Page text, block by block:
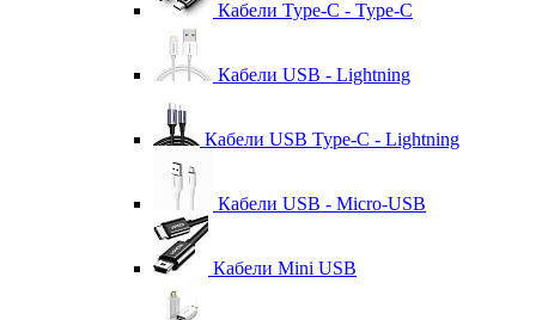
Кабели Type-C - Type-C
Кабели USB - Lightning
Кабели USB Type-C - Lightning
Кабели USB - Micro-USB
Кабели Mini USB